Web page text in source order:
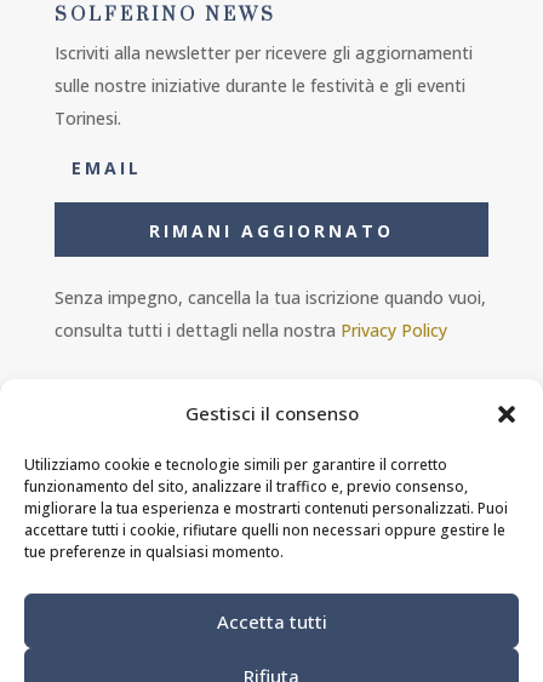
Gestisci il consenso
Utilizziamo cookie e tecnologie simili per garantire il corretto
funzionamento del sito, analizzare il traffico e, previo consenso,
migliorare la tua esperienza e mostrarti contenuti personalizzati. Puoi
accettare tutti i cookie, rifiutare quelli non necessari oppure gestire le
tue preferenze in qualsiasi momento.
Accetta tutti
Rifiuta
SOLFERINO NEWS
Iscriviti alla newsletter per ricevere gli aggiornamenti
sulle nostre iniziative durante le festività e gli eventi
Torinesi.
RIMANI AGGIORNATO
Senza impegno, cancella la tua iscrizione quando vuoi,
consulta tutti i dettagli nella nostra Privacy Policy
Ambra s.r.l. - P.IVA 11601460014 - PEC
ristorantesolferino@legalmail.it
Privacy Policy-Cookie Policy-Termini e
condizioni